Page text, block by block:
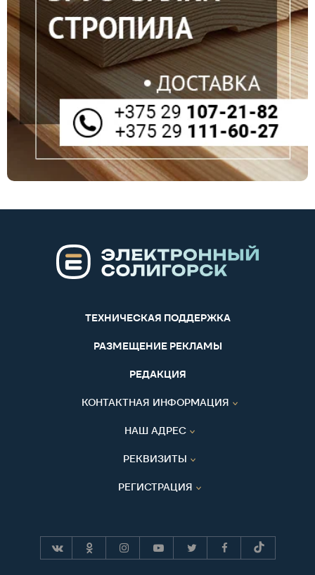
ТЕХНИЧЕСКАЯ ПОДДЕРЖКА
РАЗМЕЩЕНИЕ РЕКЛАМЫ
РЕДАКЦИЯ
КОНТАКТНАЯ ИНФОРМАЦИЯ
НАШ АДРЕС
РЕКВИЗИТЫ
РЕГИСТРАЦИЯ